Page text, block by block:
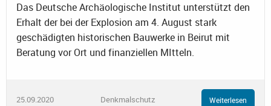
Das Deutsche Archäologische Institut unterstützt den
Erhalt der bei der Explosion am 4. August stark
geschädigten historischen Bauwerke in Beirut mit
Beratung vor Ort und finanziellen MItteln.
25.09.2020 Denkmalschutz Weiterlesen